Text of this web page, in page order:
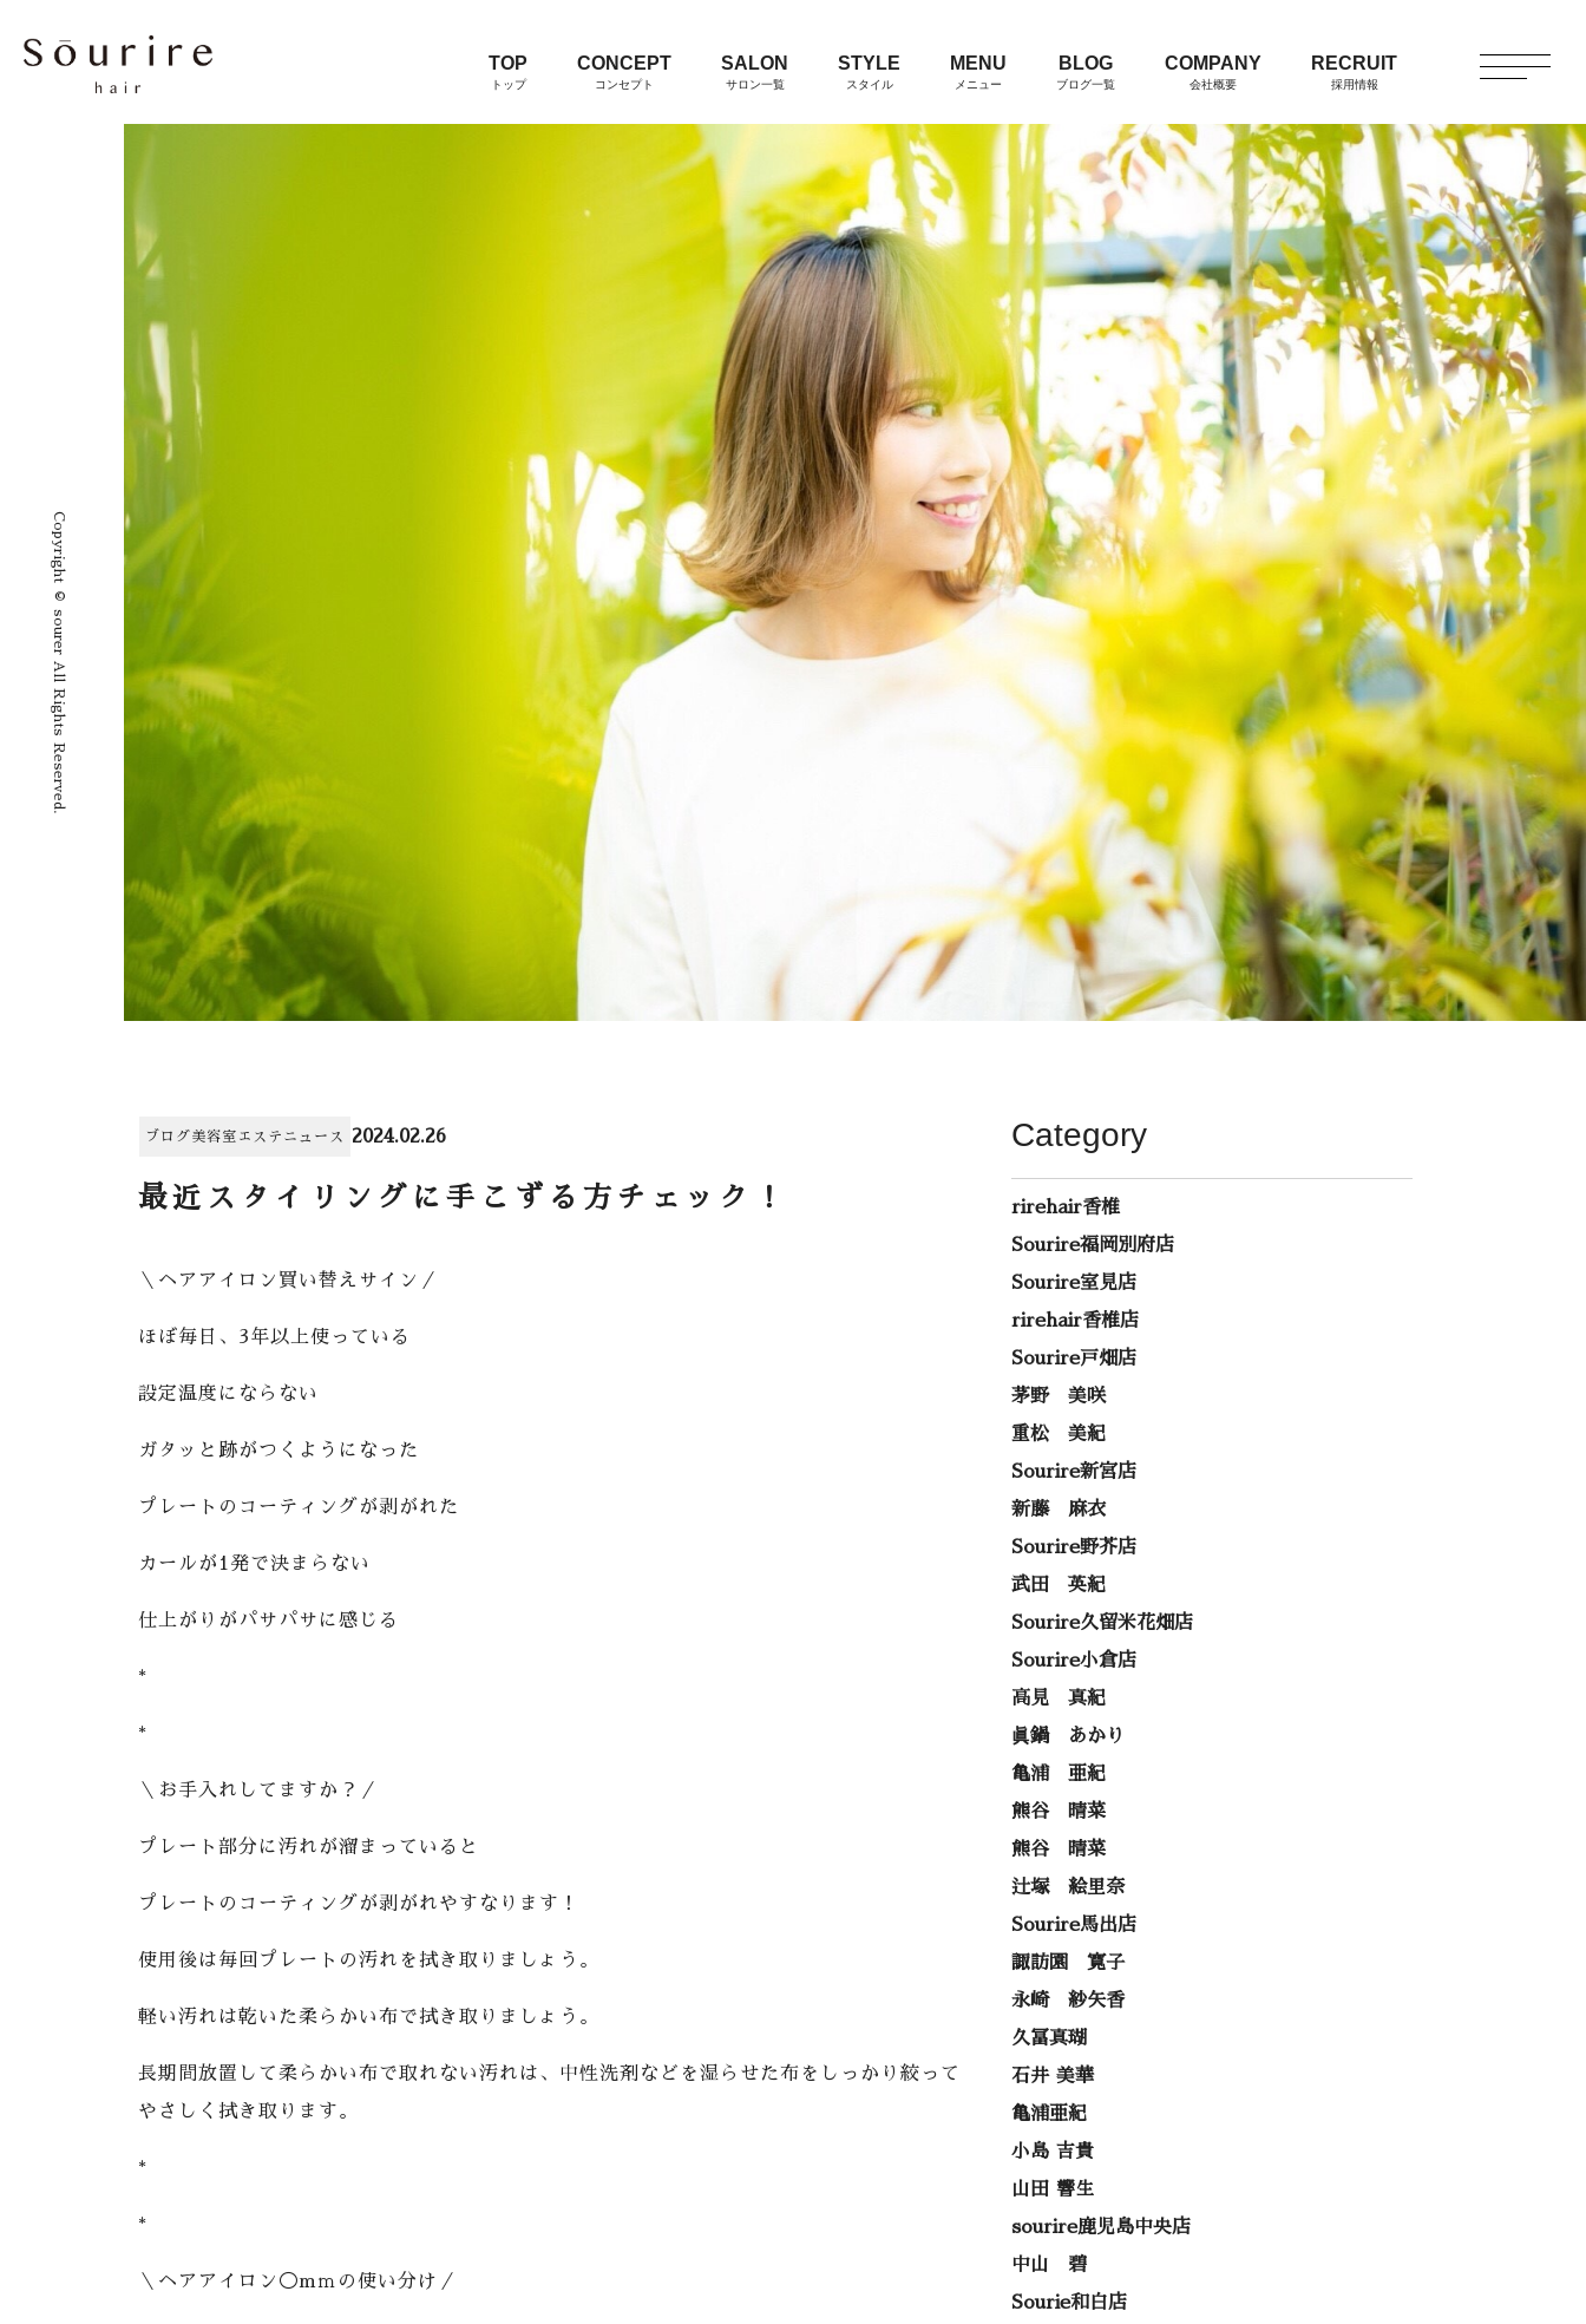
TOP
トップ
CONCEPT
コンセプト
SALON
サロン一覧
STYLE
スタイル
MENU
メニュー
BLOG
ブログ一覧
COMPANY
会社概要
RECRUIT
採用情報
Copyright © sourer All Rights Reserved.
ブログ美容室 エステ ニュース 2024.02.26
最近スタイリングに手こずる方チェック！
＼ヘアアイロン買い替えサイン／
ほぼ毎日、3年以上使っている
設定温度にならない
ガタッと跡がつくようになった
プレートのコーティングが剥がれた
カールが1発で決まらない
仕上がりがパサパサに感じる
*
*
＼お手入れしてますか？／
プレート部分に汚れが溜まっていると
プレートのコーティングが剥がれやすなります！
使用後は毎回プレートの汚れを拭き取りましょう。
軽い汚れは乾いた柔らかい布で拭き取りましょう。
長期間放置して柔らかい布で取れない汚れは、中性洗剤などを湿らせた布をしっかり絞って
やさしく拭き取ります。
*
*
＼ヘアアイロン◯mｍの使い分け／
Category
rirehair香椎
Sourire福岡別府店
Sourire室見店
rirehair香椎店
Sourire戸畑店
茅野 美咲
重松 美紀
Sourire新宮店
新藤 麻衣
Sourire野芥店
武田 英紀
Sourire久留米花畑店
Sourire小倉店
高見 真紀
眞鍋 あかり
亀浦 亜紀
熊谷 晴菜
熊谷 晴菜
辻塚 絵里奈
Sourire馬出店
諏訪園 寛子
永崎 紗矢香
久冨真瑚
石井 美華
亀浦亜紀
小島 吉貴
山田 響生
sourire鹿児島中央店
中山 碧
Sourie和白店